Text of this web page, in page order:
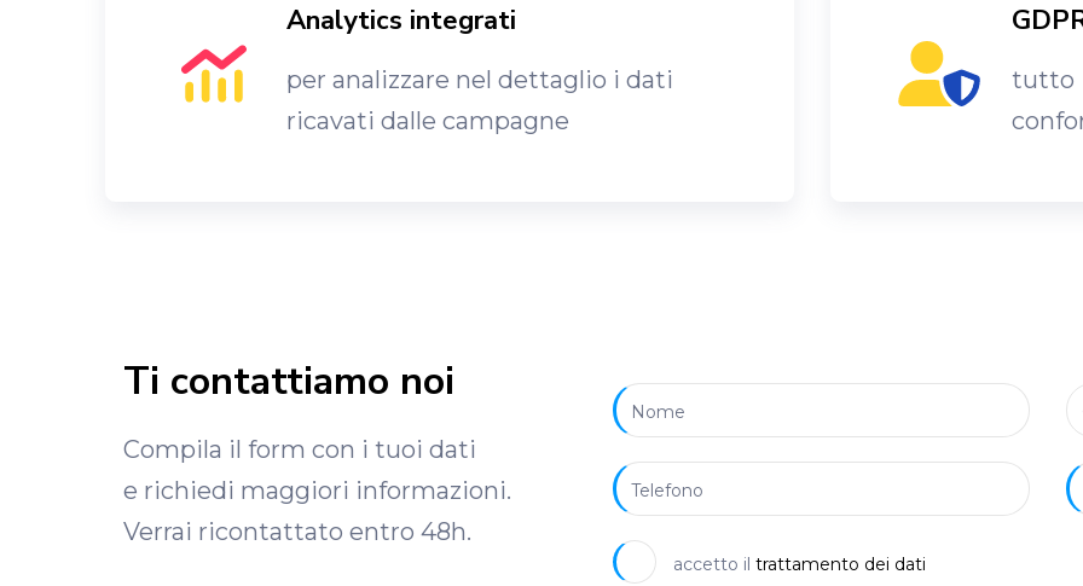
Analytics integrati
per analizzare nel dettaglio i dati
ricavati dalle campagne
tutto
Ti contattiamo noi
Compila il form con i tuoi dati
e richiedi maggiori informazioni.
Verrai ricontattato entro 48h.
accetto il trattamento dei dati